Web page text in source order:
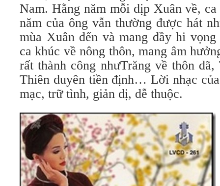
Nam. Hằng năm mỗi dịp Xuân về,
năm của ông vẫn thường được hát
mùa Xuân đến và mang đầy hi
ca khúc về nông thôn, mang âm
rất thành công nhưTrăng về thôn
Thiên duyên tiền định… Lời nhạc
mạc, trữ tình, giản dị, dễ thuộc.